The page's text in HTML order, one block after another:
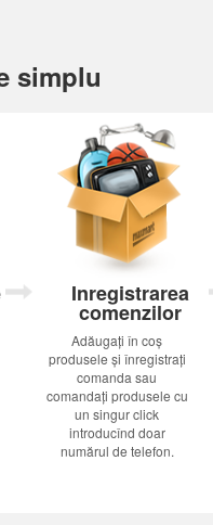
simplu
Inregistrarea
comenzilor
Adăugați în coș
produsele și înregistrați
comanda sau
comandați produsele cu
un singur click
introducînd doar
numărul de telefon.